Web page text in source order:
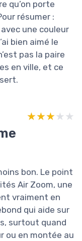
qu’on porte
résumer :
une couleur
bien aimé le
pas la paire
en ville, et ce
★★★★★
★★★★★
bon. Le point
Air Zoom, une
vraiment en
qui aide sur
surtout quand
ou en montée au